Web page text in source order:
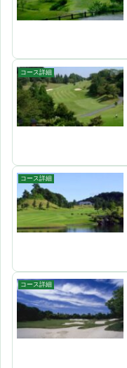
コース詳細
コース詳細
コース詳細